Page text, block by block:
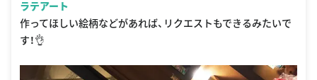
ラテアート
作ってほしい絵柄などがあれば、リクエストもできるみたいで
す！👌